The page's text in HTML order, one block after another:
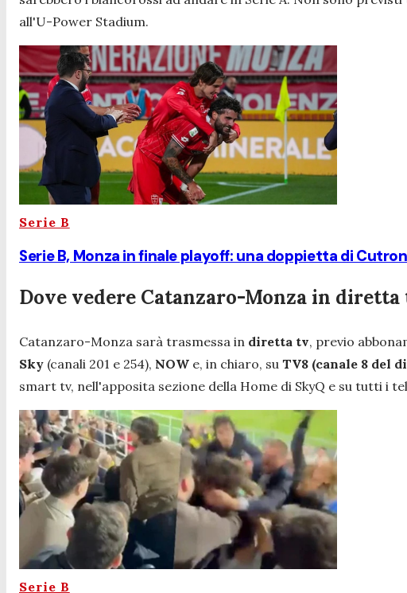
all'U-Power Stadium.
Serie B
Serie B, Monza in finale playoff: una doppietta di
Dove vedere Catanzaro-Monza in diretta
Catanzaro-Monza sarà trasmessa in diretta tv, previo
Sky (canali 201 e 254), NOW e, in chiaro, su TV8 (canale 8 del
smart tv, nell'apposita sezione della Home di SkyQ e su tutti i
Serie B